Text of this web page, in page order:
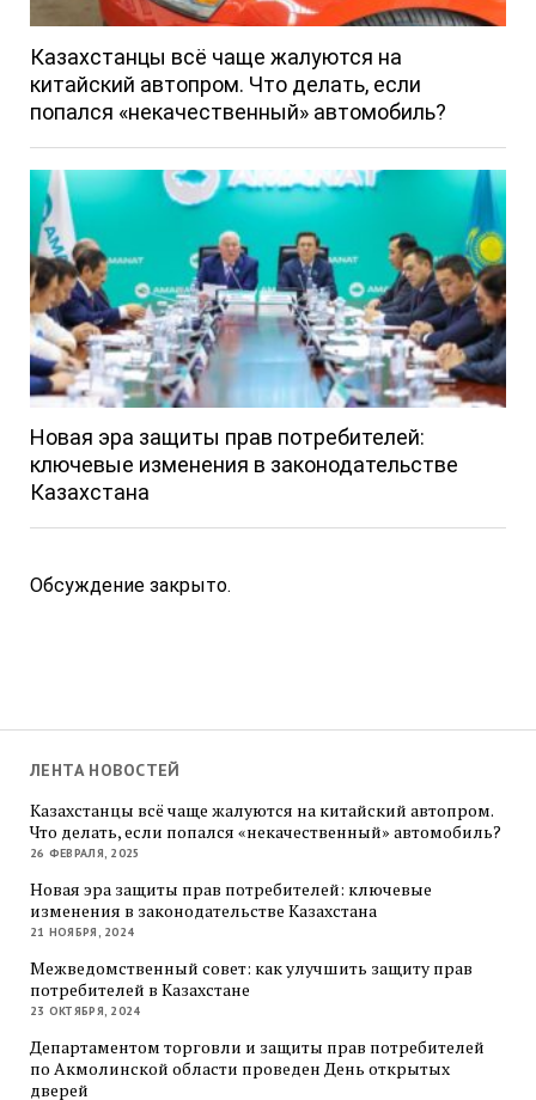
Казахстанцы всё чаще жалуются на
китайский автопром. Что делать, если
попался «некачественный» автомобиль?
Новая эра защиты прав потребителей:
ключевые изменения в законодательстве
Казахстана
Обсуждение закрыто.
ЛЕНТА НОВОСТЕЙ
Казахстанцы всё чаще жалуются на китайский автопром.
Что делать, если попался «некачественный» автомобиль?
26 ФЕВРАЛЯ, 2025
Новая эра защиты прав потребителей: ключевые
изменения в законодательстве Казахстана
21 НОЯБРЯ, 2024
Межведомственный совет: как улучшить защиту прав
потребителей в Казахстане
23 ОКТЯБРЯ, 2024
Департаментом торговли и защиты прав потребителей
по Акмолинской области проведен День открытых
дверей